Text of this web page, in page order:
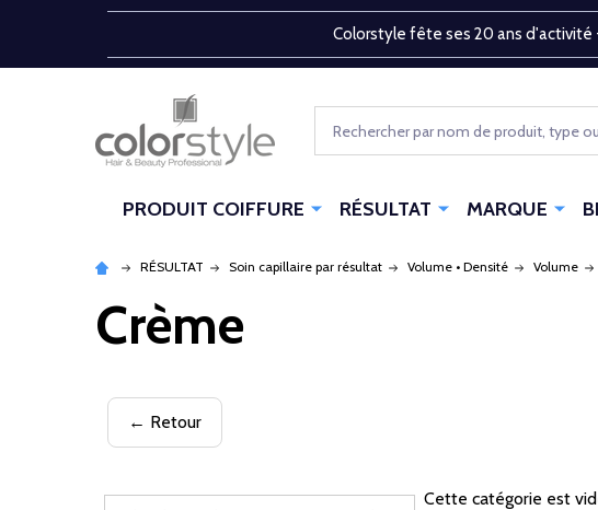
Colorstyle fête ses 20 ans d'activité
PRODUIT COIFFURE RÉSULTAT MARQUE
RÉSULTAT Soin capillaire par résultat Volume • Densité Volume
Crème
← Retour
Cette catégorie est